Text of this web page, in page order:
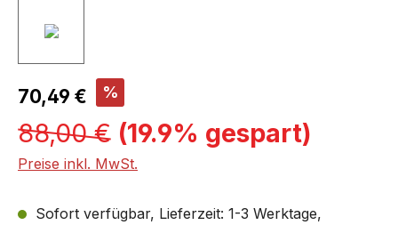
70,49 € %
88,00 € (19.9% gespart)
Preise inkl. MwSt.
Sofort verfügbar, Lieferzeit: 1-3 Werktage,